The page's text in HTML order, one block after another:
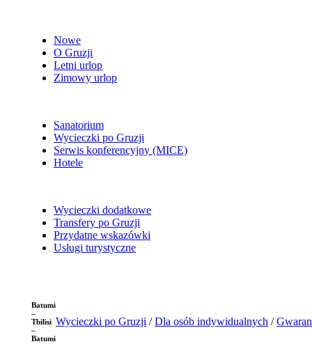
Nowe
O Gruzji
Letni urlop
Zimowy urlop
Sanatorium
Wycieczki po Gruzji
Serwis konferencyjny (MICE)
Hotele
Wycieczki dodatkowe
Transfery po Gruzji
Przydatne wskazówki
Usługi turystyczne
Batumi
–
Tbilisi
–
Batumi
Wycieczki po Gruzji /Dla osób indywidualnych /